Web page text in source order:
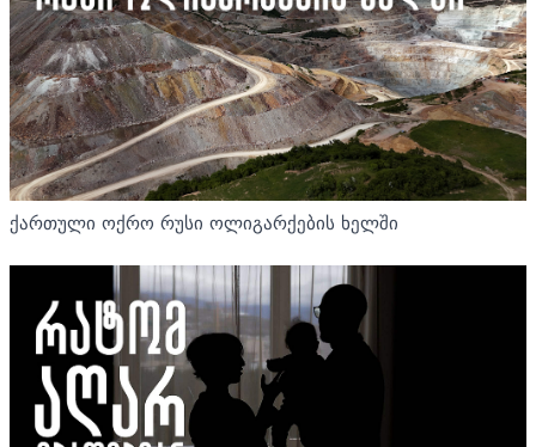
ქართული ოქრო რუსი ოლიგარქების ხელში